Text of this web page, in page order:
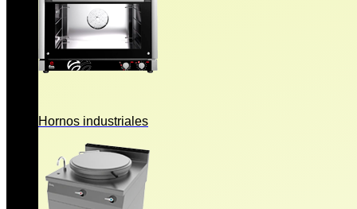
Hornos industriales